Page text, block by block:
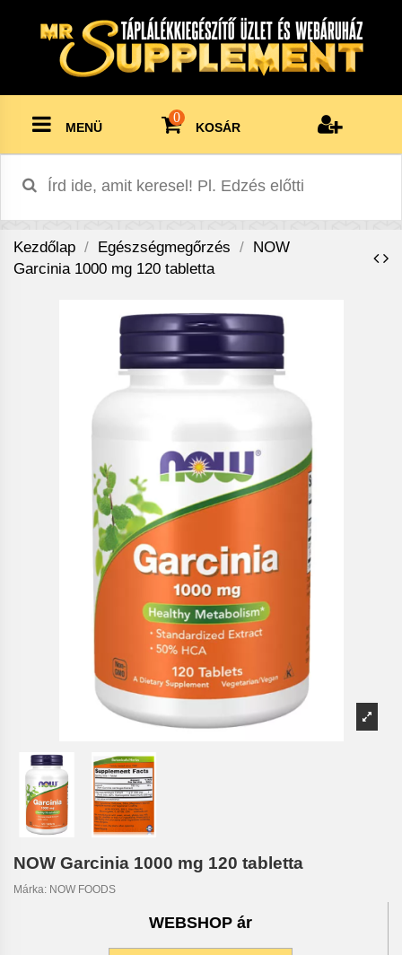
MENÜ
0
KOSÁR
Kezdőlap Egészségmegőrzés
NOW
Garcinia 1000 mg 120 tabletta
NOW Garcinia 1000 mg 120 tabletta
Márka: NOW FOODS
WEBSHOP ár